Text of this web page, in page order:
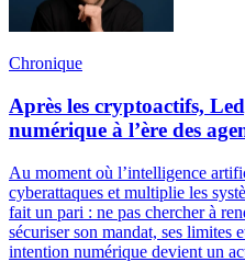
Chronique
Après les cryptoactifs,
numérique à l’ère des
Au moment où l’intelligence
cyberattaques et multiplie les
fait un pari : ne pas chercher à
sécuriser son mandat, ses limites
intention numérique devient un